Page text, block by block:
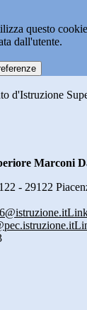
questo
dall'utente.
d'Istruzione
Marconi
- 29122